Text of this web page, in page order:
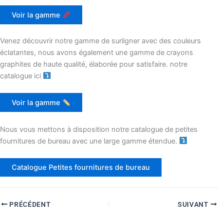
Voir la gamme
Venez découvrir notre gamme de surligner avec des couleurs
éclatantes, nous avons également une gamme de crayons
graphites de haute qualité, élaborée pour satisfaire. notre
catalogue ici
Voir la gamme
Nous vous mettons à disposition notre catalogue de petites
fournitures de bureau avec une large gamme étendue.
Catalogue Petites fournitures de bureau
PRÉCÉDENT SUIVANT